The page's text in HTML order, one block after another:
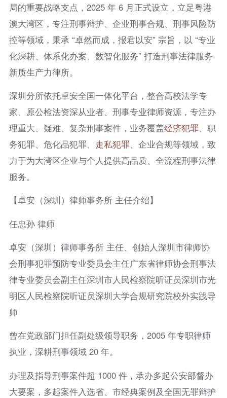
局的重要战略支点，2025 年 6 月正式设立，立足粤港
澳大湾区，专注刑事辩护、企业刑事合规、刑事风险防
控等领域，秉承 “卓然而成，报君以安” 宗旨，以 “专业
化深耕、体系化办案、数智化服务” 打造刑事法律服务
新质生产力律所。
深圳分所依托卓安全国一体化平台，整合高校法学专
家、原公检法资深从业者、刑事专业律师资源，专注办
理重大、疑难、复杂刑事案件，业务覆盖经济犯罪、职
务犯罪、危化品犯罪、 走私犯罪、企业合规等领域，致
力于为大湾区企业与个人提供高品质、全流程刑事法律
服务。
【卓安（深圳）律师事务所 主任介绍】
任忠孙 律师
卓安（深圳）律师事务所 主任、创始人深圳市律师协
会刑事犯罪预防专业委员会主任广东省律师协会刑事法
律专业委员会副主任深圳市人民检察院听证员深圳市光
明区人民检察院听证员深圳大学合规研究院校外实践导
师
曾在党政部门担任副处级领导职务，2005 年专职律师
执业，深耕刑事领域 20 年。
办理及指导刑事案件超 1000 件，承办多起公安部督办
大要案，多起案件入选省、市经典案例及全国无罪辩护